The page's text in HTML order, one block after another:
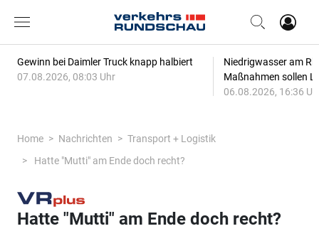
Gewinn bei Daimler Truck knapp halbiert
07.08.2026, 08:03 Uhr
Niedrigwasser am
Maßnahmen sollen
06.08.2026, 16:36
Home Nachrichten
Transport + Logistik
Hatte "Mutti" am Ende doch recht?
Hatte "Mutti" am Ende doch recht?